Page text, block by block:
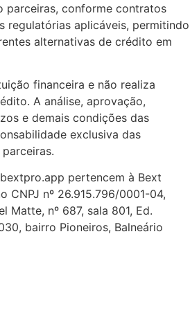
parceiras, conforme contratos
regulatórias aplicáveis, permitindo
alternativas de crédito em
financeira e não realiza
A análise, aprovação,
e demais condições das
exclusiva das
pertencem à Bext
CNPJ nº 26.915.796/0001-04,
Matte, nº 687, sala 801, Ed.
bairro Pioneiros, Balneário